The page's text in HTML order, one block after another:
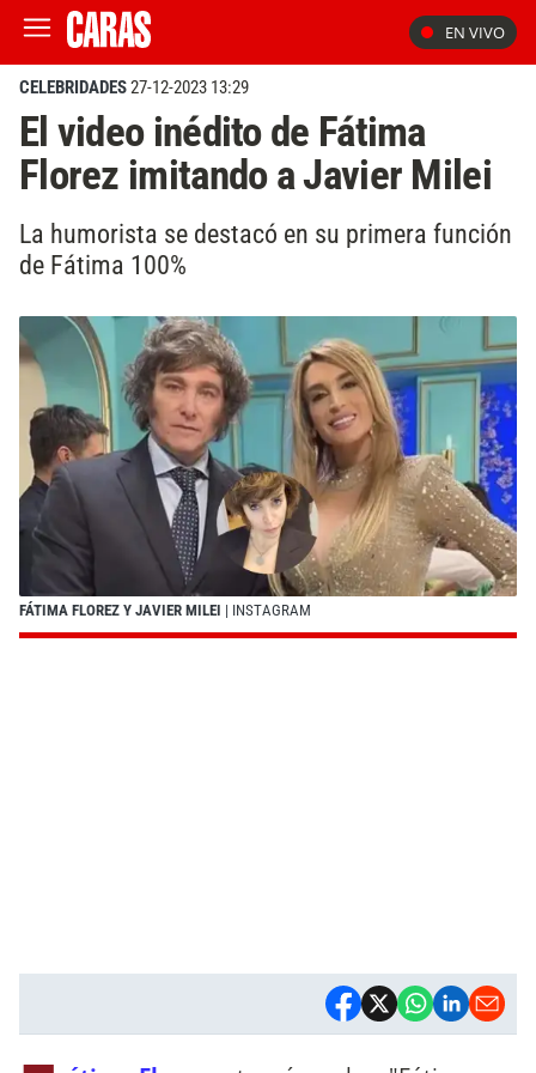
EN VIVO
CELEBRIDADES27-12-2023 13:29
El video inédito de Fátima
Florez imitando a Javier Milei
La humorista se destacó en su primera función
de Fátima 100%
FÁTIMA FLOREZ Y JAVIER MILEI | INSTAGRAM